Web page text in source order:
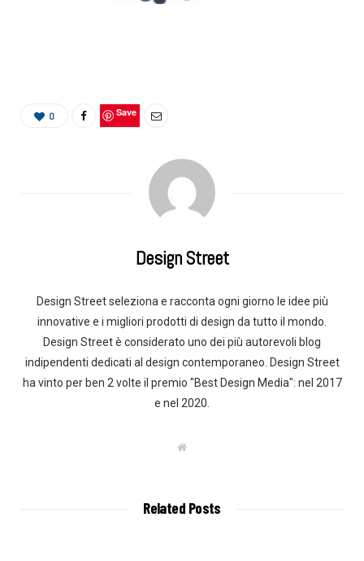
0 Save
Design Street
Design Street seleziona e racconta ogni giorno le idee più
innovative e i migliori prodotti di design da tutto il mondo.
Design Street è considerato uno dei più autorevoli blog
indipendenti dedicati al design contemporaneo. Design Street
ha vinto per ben 2 volte il premio "Best Design Media": nel 2017
e nel 2020.
W
Related Posts